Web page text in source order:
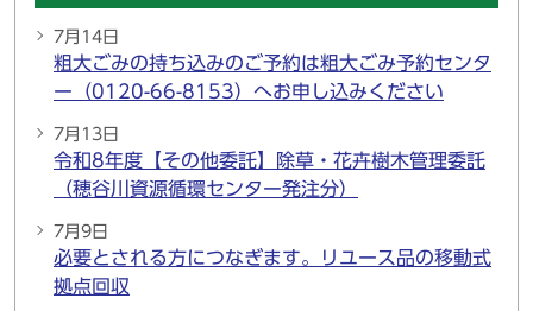
7月14日
粗大ごみの持ち込みのご予約は粗大ごみ予約センタ
ー（0120-66-8153）へお申し込みください
7月13日
令和8年度【その他委託】除草・花卉樹木管理委託
（穂谷川資源循環センター発注分）
7月9日
必要とされる方につなぎます。リユース品の移動式
拠点回収